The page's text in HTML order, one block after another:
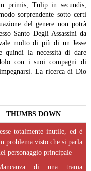
primis, Tulip in secundis,
sorprendente sotto certi
del genere non potrà
Santo Degli Assassini da
molto di più di un Jesse
quindi la necessità di dare
con i suoi compagni di
La ricerca di Dio
THUMBS DOWN
totalmente inutile, ed è
problema visto che si parla
personaggio principale
di una trama